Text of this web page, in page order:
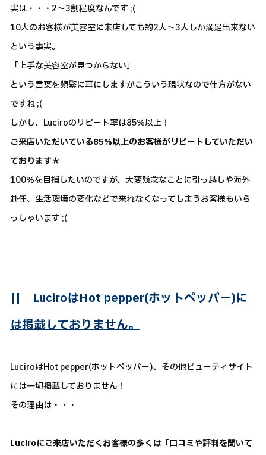
実は・・・2～3割程度なんです ;(
10人のお客様が美容室に来店しても約2人～3人しか満足出来ない
という事実。
「上手な美容室が見つからない」
という言葉を頻繁に耳にしますがこういう現状なので仕方がない
ですね ;(
しかし、Luciroのリピート率は85％以上！
ご来店いただいている85％以上のお客様がリピートしていただい
ております＊
100％を目指したいのですが、大変残念なことに引っ越しや海外
赴任、生活環境の変化などで来れなくなってしまうお客様もいら
っしゃいます ;(
|| LuciroはHot pepper(ホットペッパー)に
は掲載しておりません。
LuciroはHot pepper(ホットペッパー)、その他ビューティサイト
には一切掲載しておりません！
その理由は・・・
Luciroにご来店いただくお客様の多くは「口コミや評判を聞いて